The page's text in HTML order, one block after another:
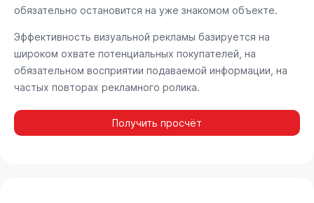
обязательно остановится на уже знакомом объекте.
Эффективность визуальной рекламы базируется на
широком охвате потенциальных покупателей, на
обязательном восприятии подаваемой информации, на
частых повторах рекламного ролика.
Получить просчёт